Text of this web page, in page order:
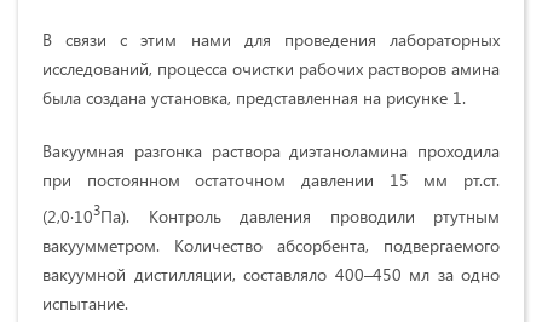
В связи с этим нами для проведения лабораторных
исследований, процесса очистки рабочих растворов амина
была создана установка, представленная на рисунке 1.
Вакуумная разгонка раствора диэтаноламина проходила
при постоянном остаточном давлении 15 мм рт.ст.
(2,0·103Па). Контроль давления проводили ртутным
вакуумметром. Количество абсорбента, подвергаемого
вакуумной дистилляции, составляло 400–450 мл за одно
испытание.